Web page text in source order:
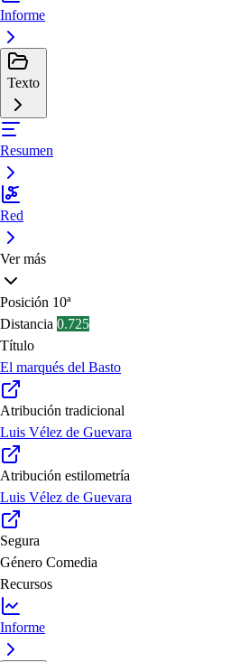
Informe
Texto
Resumen
Red
Ver más
Posición 10ª
Distancia 0.725
Título
El marqués del Basto
Atribución tradicional
Luis Vélez de Guevara
Atribución estilometría
Luis Vélez de Guevara
Segura
Género Comedia
Recursos
Informe